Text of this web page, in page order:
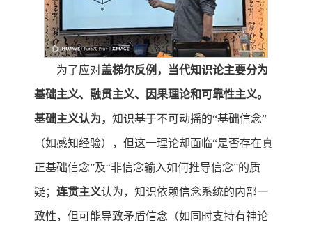
为了应对盖梯尔反例，当代知识论主要分为
基础主义、融贯主义、因果理论和可靠性主义。
基础主义认为，知识基于不可动摇的“基础信念”
（如感知经验），但这一理论却面临“是否存在真
正基础信念”及“非信念输入如何推导信念”的质
疑；连贯主义认为，知识依赖信念系统的内部一
致性，但可能导致矛盾信念（如同时支持有神论